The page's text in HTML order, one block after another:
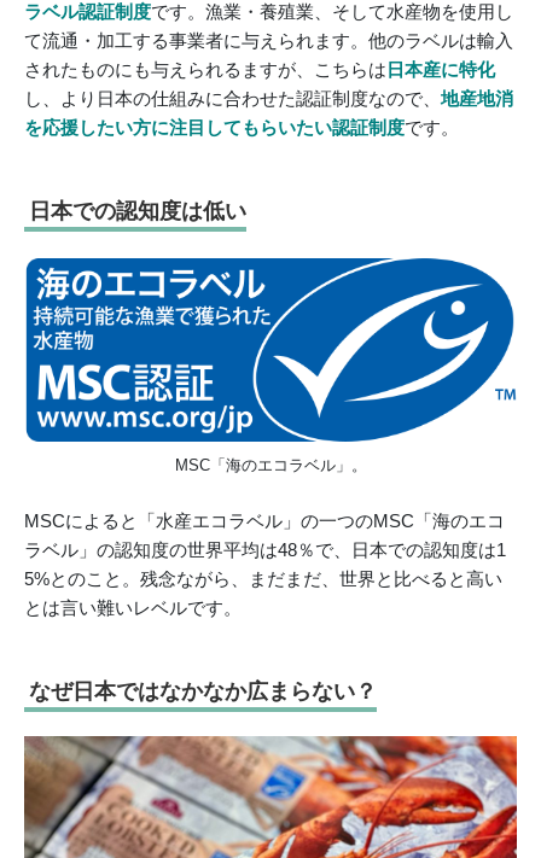
ラベル認証制度です。漁業・養殖業、そして水産物を使用し
て流通・加工する事業者に与えられます。他のラベルは輸入
されたものにも与えられるますが、こちらは 日本産に特化
し、より日本の仕組みに合わせた認証制度なので、地産地消
を応援したい方に注目してもらいたい認証制度です。
日本での認知度は低い
MSC「海のエコラベル」。
MSCによると「水産エコラベル」の一つのMSC「海のエコ
ラベル」の認知度の世界平均は48％で、日本での認知度は1
5%とのこと。残念ながら、まだまだ、世界と比べると高い
とは言い難いレベルです。
なぜ日本ではなかなか広まらない？